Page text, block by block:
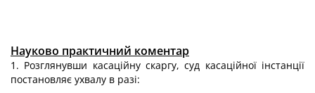
Науково практичний коментар
1. Розглянувши касаційну скаргу, суд касаційної інстанції
постановляє ухвалу в разі: